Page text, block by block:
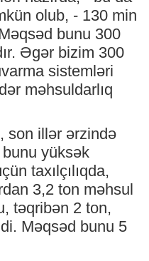
olub, - 130 min
bunu 300
Əgər bizim 300
sistemləri
məhsuldarlıq
son illər ərzində
bunu yüksək
taxılçılıqda,
3,2 ton məhsul
təqribən 2 ton,
Məqsəd bunu 5